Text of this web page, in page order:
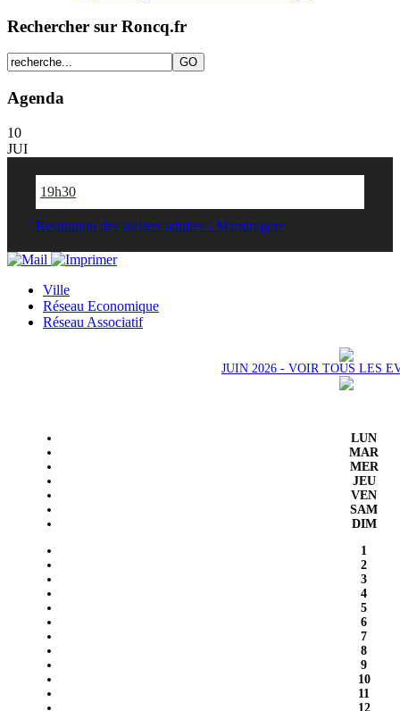
Rechercher sur Roncq.fr
Agenda
10
JUI
19h30
Restitution des ateliers adultes - Mandragore
Ville
Réseau Economique
Réseau Associatif
JUIN 2026 - VOIR TOUS LES
LUN
MAR
MER
JEU
VEN
SAM
DIM
1
2
3
4
5
6
7
8
9
10
11
12